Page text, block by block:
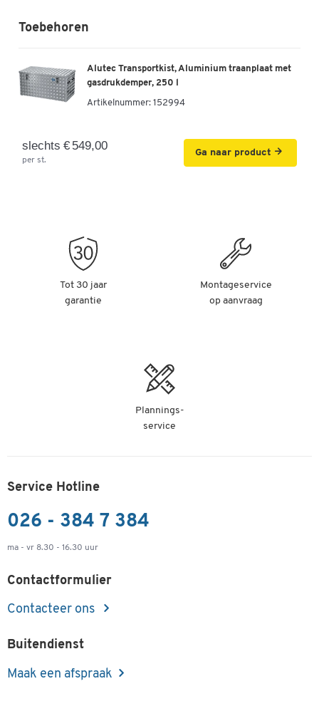
Toebehoren
Alutec Transportkist, Aluminium traanplaat met
gasdrukdemper, 250 l
Artikelnummer: 152994
slechts € 549,00
per st.
Ga naar product
Tot 30 jaar
garantie
Montageservice
op aanvraag
Plannings-
service
Service Hotline
026 - 384 7 384
ma - vr 8.30 - 16.30 uur
Contactformulier
Contacteer ons
Buitendienst
Maak een afspraak